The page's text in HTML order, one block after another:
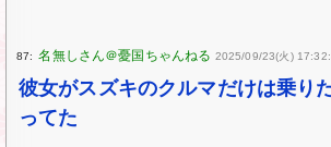
87: 2025/09/23(火)
彼女がスズキのクルマだけは乗り
ってた